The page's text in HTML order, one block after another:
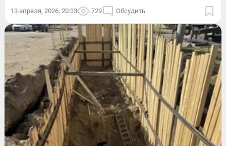
13 апреля, 2026, 20:33 729 Обсудить